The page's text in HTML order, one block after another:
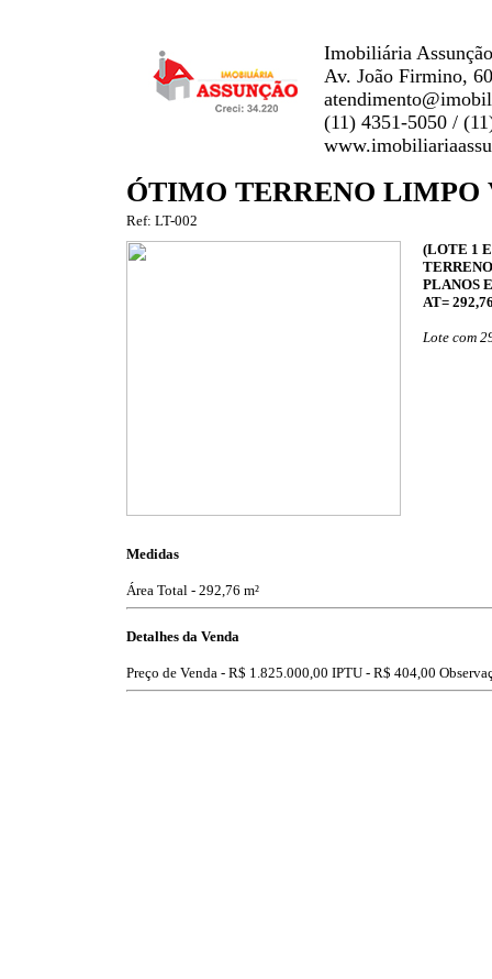
Imobiliária
Av. João Firmino,
(11) 4351-5050 /
ÓTIMO TERRENO LIMPO
Ref: LT-002
(LOTE 1
PLANOS
AT=
Lote com
Medidas
Área Total - 292,76 m²
Detalhes da Venda
Preço de Venda - R$ 1.825.000,00 IPTU - R$ 404,00